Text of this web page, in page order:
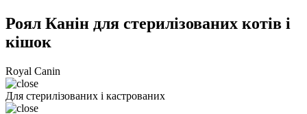
Роял Канін для стерилізованих котів і
кішок
Royal Canin
Для стерилізованих і кастрованих